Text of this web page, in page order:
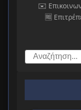
✉️
🆓